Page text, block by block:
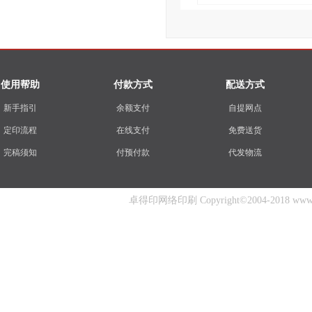
使用帮助
新手指引
定印流程
完稿须知
付款方式
余额支付
在线支付
付预付款
配送方式
自提网点
免费送货
代发物流
卓得印网络印刷 Copyright©2004-2018